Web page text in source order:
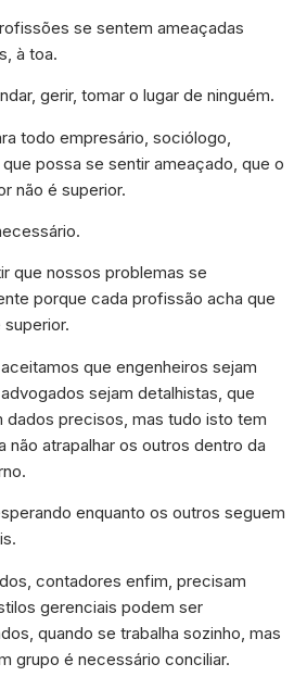
se sentem ameaçadas
à toa.
gerir, tomar o lugar de ninguém.
todo empresário, sociólogo,
possa se sentir ameaçado, que o
não é superior.
que nossos problemas se
porque cada profissão acha que
que engenheiros sejam
sejam detalhistas, que
dados precisos, mas tudo isto tem
não atrapalhar os outros dentro da
enquanto os outros seguem
contadores enfim, precisam
gerenciais podem ser
quando se trabalha sozinho, mas
grupo é necessário conciliar.